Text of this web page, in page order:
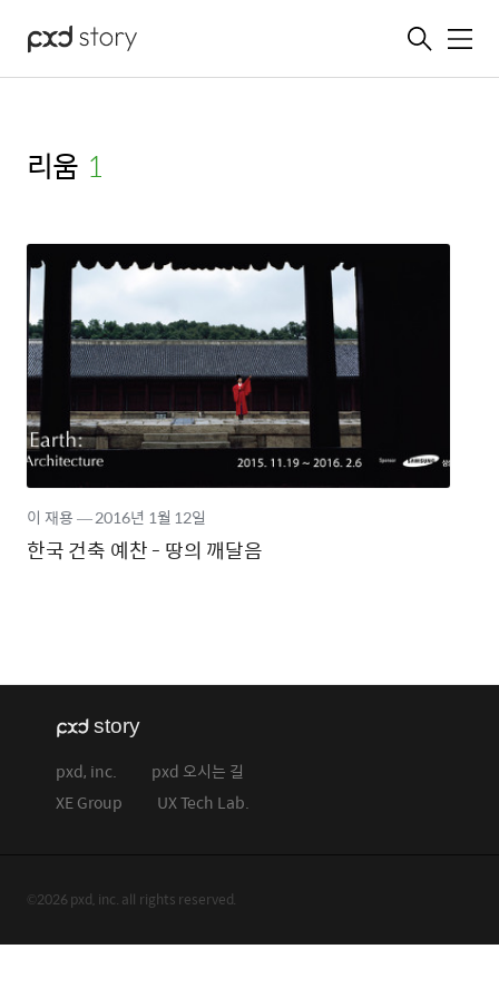
메뉴
리움 (1)
한국 건축 예찬 - 땅의 깨달음
이 재용―2016년 1월 12일
pxd, inc.
pxd 오시는 길
XE Group
UX Tech Lab.
©2026 pxd, inc. all rights reserved.